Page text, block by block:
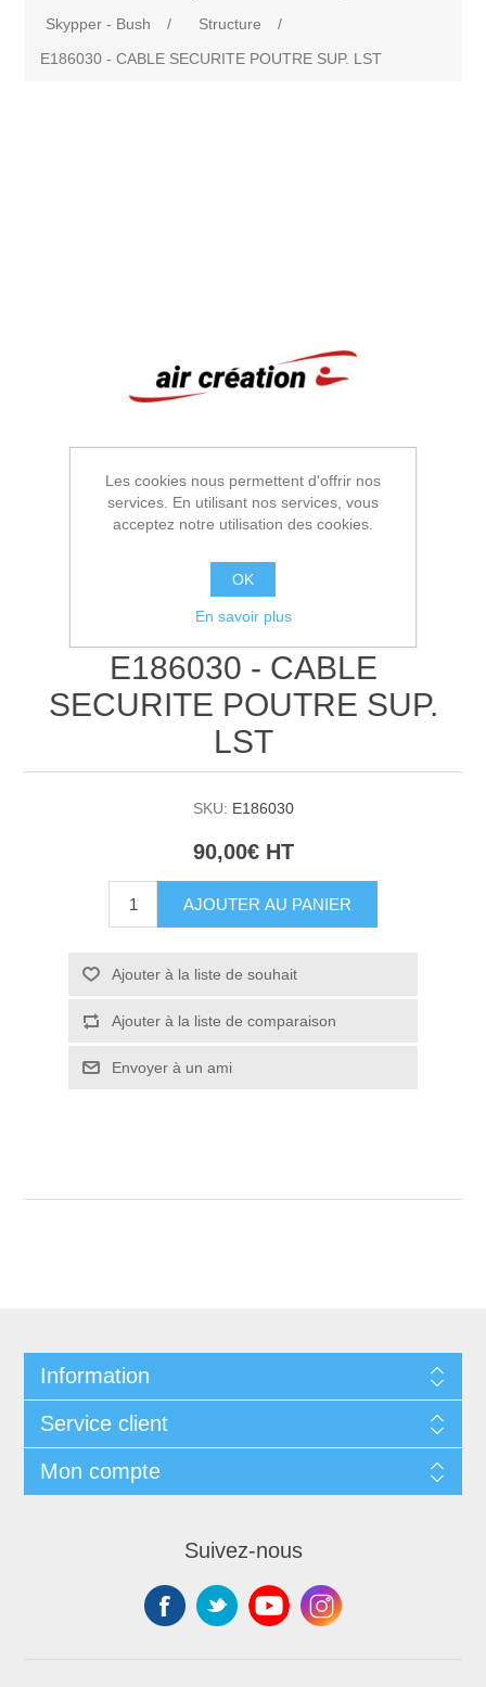
Skypper - Bush
/ Structure
/
E186030 - CABLE SECURITE POUTRE SUP. LST
E186030 - CABLE
SECURITE POUTRE SUP.
LST
SKU: E186030
90,00€ HT
AJOUTER AU PANIER
Ajouter à la liste de souhait
Ajouter à la liste de comparaison
Envoyer à un ami
Information
Service client
Mon compte
Suivez-nous
Les cookies nous permettent d'offrir nos
services. En utilisant nos services, vous
acceptez notre utilisation des cookies.
OK
En savoir plus